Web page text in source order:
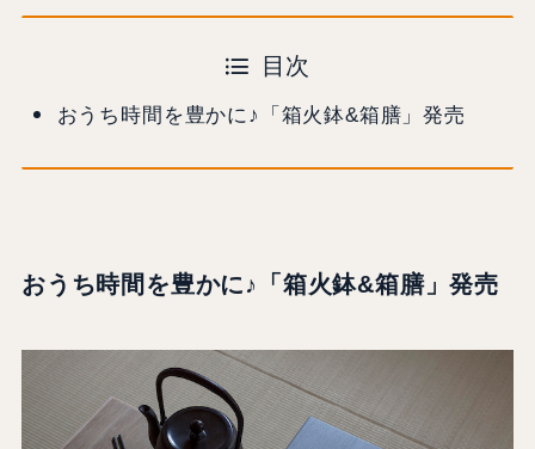
目次
おうち時間を豊かに♪「箱火鉢&箱膳」発売
おうち時間を豊かに♪「箱火鉢&箱膳」発売